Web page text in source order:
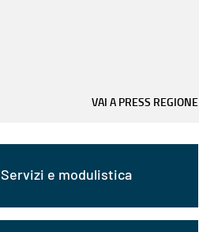
VAI A PRESS REGIONE
Servizi e modulistica